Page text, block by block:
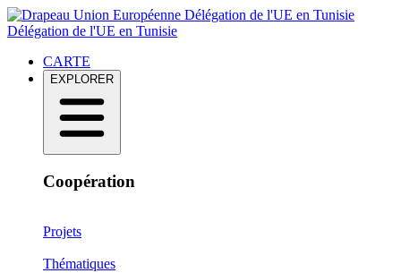
Délégation de l'UE en Tunisie
Délégation de l'UE en Tunisie
CARTE
EXPLORER
Coopération
Projets
Thématiques